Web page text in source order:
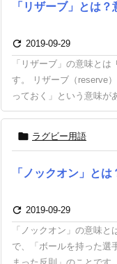
「リザーブ」とは
 2019-09-29
「リザーブ」の意味と
す。 リザーブ（reserve
っておく」という意味が
 ラグビー用語
「ノックオン」と
 2019-09-29
「ノックオン」の意味
で、「ボールを持った選